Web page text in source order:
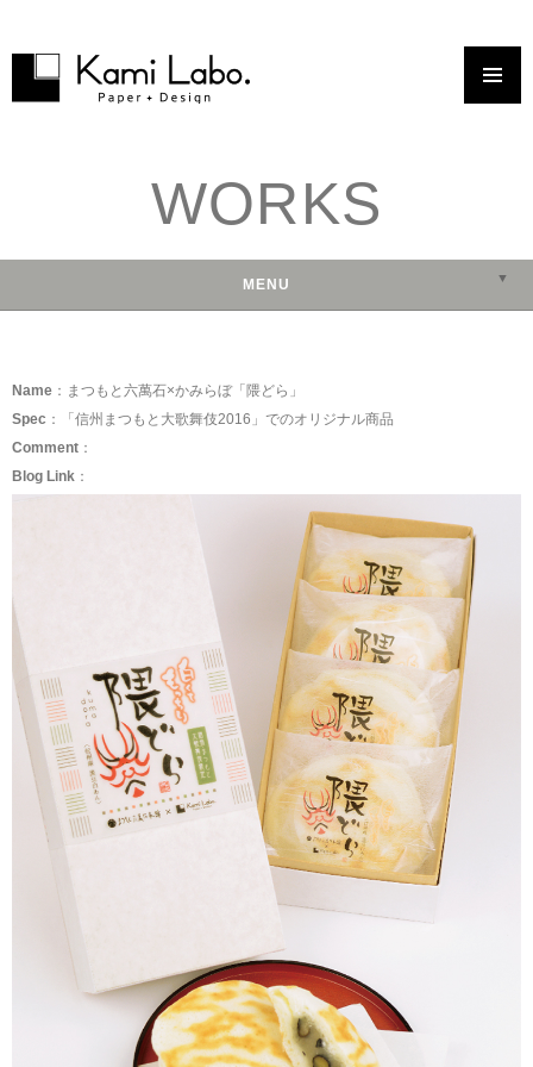
WORKS
MENU ▼
Name ：まつもと六萬石×かみらぼ「隈どら」
Spec ：「信州まつもと大歌舞伎2016」でのオリジナル商品
Comment ：
Blog Link ：